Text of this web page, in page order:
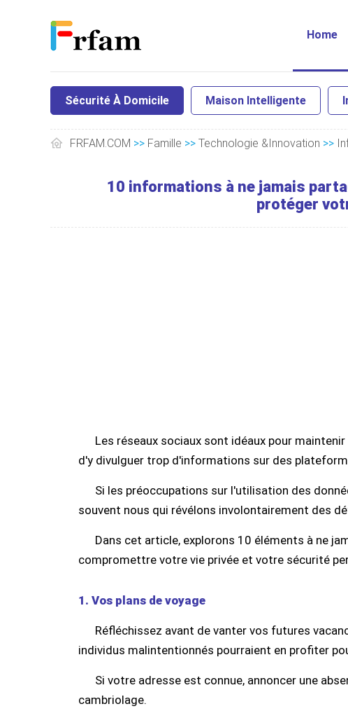
Home
Sécurité À Domicile Maison Intelligente
FRFAM.COM >> Famille >> Technologie &Innovation >>
10 informations à ne jamais
protéger
Les réseaux sociaux sont idéaux pour
d'y divulguer trop d'informations sur des
Si les préoccupations sur l'utilisation des
souvent nous qui révélons involontairement des
Dans cet article, explorons 10 éléments à ne
compromettre votre vie privée et votre sécurité
1. Vos plans de voyage
Réfléchissez avant de vanter vos futures
individus malintentionnés pourraient en profiter
Si votre adresse est connue, annoncer une
cambriolage.